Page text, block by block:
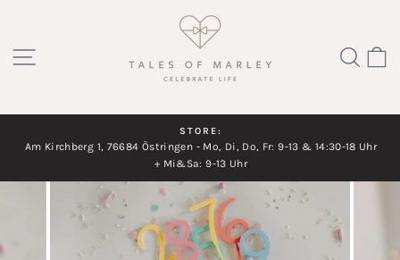
Inhalt
SEITENNAVIGATION
Diashow
STORE:
Am Kirchberg 1, 76684 Östringen - Mo, Di, Do, Fr: 9-13 & 14:30-18 Uhr
+ Mi&Sa: 9-13 Uhr